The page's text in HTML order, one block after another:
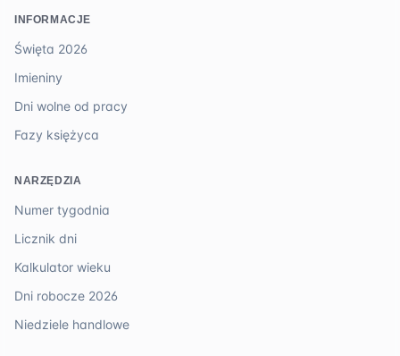
INFORMACJE
Święta 2026
Imieniny
Dni wolne od pracy
Fazy księżyca
NARZĘDZIA
Numer tygodnia
Licznik dni
Kalkulator wieku
Dni robocze 2026
Niedziele handlowe